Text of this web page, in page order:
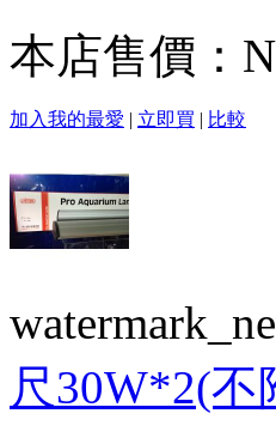
本店售價：
加入我的最愛 | 立即買 | 比較
尺30W*2(不